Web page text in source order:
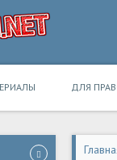
ДЛЯ